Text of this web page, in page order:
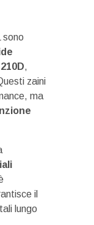
sono
,
zaini
ma
il
lungo